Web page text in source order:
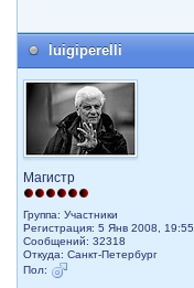
luigiperelli
Магистр
Группа: Участники
Регистрация: 5 Янв 2008, 19:55
Сообщений: 32318
Откуда: Санкт-Петербург
Пол: